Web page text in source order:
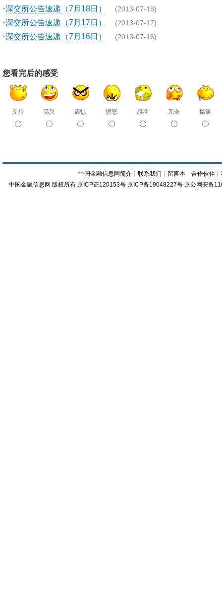
·深交所公告速递（7月18日） (2013-07-18)
·深交所公告速递（7月17日） (2013-07-17)
·深交所公告速递（7月16日） (2013-07-16)
您看完后的感受
支持 高兴 震惊 愤怒 感动 无奈 搞笑
中国金融信息网简介 ┊联系我们 ┊ 留言本 ┊合作伙伴 ┊
中国金融信息网 版权所有 京ICP证120153号 京ICP备19048227号 京公网安备